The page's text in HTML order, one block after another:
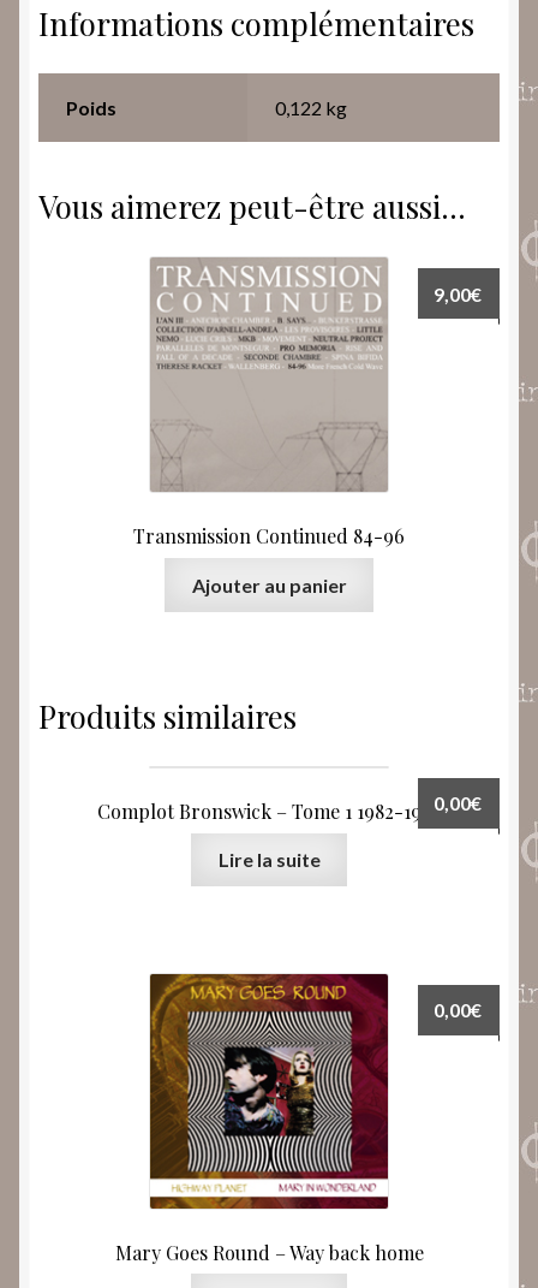
Informations complémentaires
Poids 0,122 kg
Vous aimerez peut-être aussi…
Transmission Continued 84-96
9,00€
Ajouter au panier
Produits similaires
Complot Bronswick – Tome 1 1982-19860,00€
Lire la suite
Mary Goes Round – Way back home
0,00€